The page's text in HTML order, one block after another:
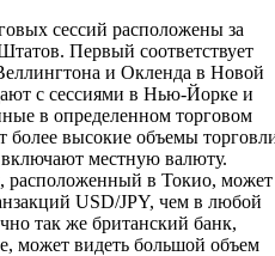
сессий расположены за
Первый соответствует
и Окленда в Новой
с сессиями в Нью-Йорке и
в определенном торговом
более высокие объемы
местную валюту.
расположенный в Токио, может
USD/JPY, чем в любой
так же британский банк,
может видеть большой объем